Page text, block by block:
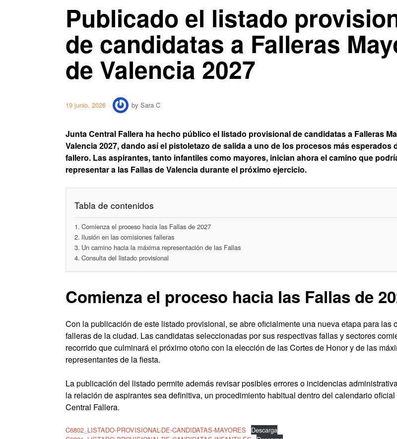
Publicado el listado
de candidatas a Falleras
de Valencia 2027
19 junio, 2026 by Sara C
Junta Central Fallera ha hecho público el listado provisional de candidatas a Falleras
Valencia 2027, dando así el pistoletazo de salida a uno de los procesos más esperados
fallero. Las aspirantes, tanto infantiles como mayores, inician ahora el camino que
representar a las Fallas de Valencia durante el próximo ejercicio.
Tabla de contenidos
Comienza el proceso hacia las Fallas de 2027
Ilusión en las comisiones falleras
Un camino hacia la máxima representación de las Fallas
Consulta del listado provisional
Comienza el proceso hacia las Fallas de
Con la publicación de este listado provisional, se abre oficialmente una nueva etapa para las
falleras de la ciudad. Las candidatas seleccionadas por sus respectivas fallas y sectores
recorrido que culminará el próximo otoño con la elección de las Cortes de Honor y de las
representantes de la fiesta.
La publicación del listado permite además revisar posibles errores o incidencias
la relación de aspirantes sea definitiva, un procedimiento habitual dentro del calendario
Central Fallera.
C6802_LISTADO-PROVISIONAL-DE-CANDIDATAS-MAYORES
Descarga